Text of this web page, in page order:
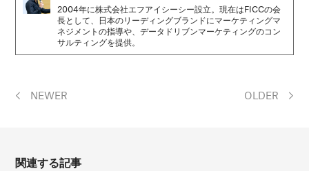
2004年に株式会社エフアイシーシー設立。現在はFICCの会
長として、日本のリーディングブランドにマーケティングマ
ネジメントの指導や、データドリブンマーケティングのコン
サルティングを提供。
NEWER OLDER
関連する記事